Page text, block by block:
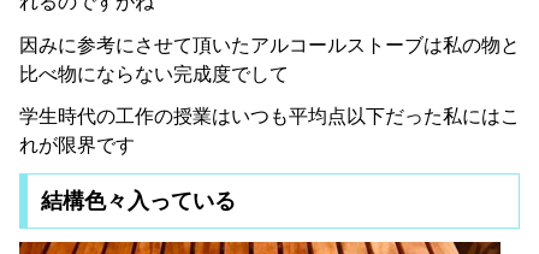
因みに参考にさせて頂いたアルコールストーブは私の物と
比べ物にならない完成度でして
学生時代の工作の授業はいつも平均点以下だった私にはこ
れが限界です
結構色々入っている